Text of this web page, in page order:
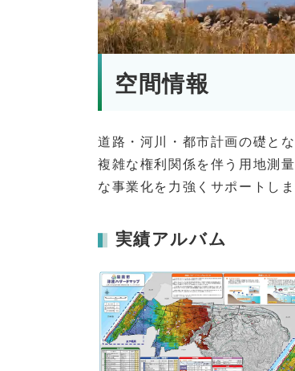
空間情報
道路・河川・都市計画の礎と
複雑な権利関係を伴う用地測
な事業化を力強くサポートしま
実績アルバム